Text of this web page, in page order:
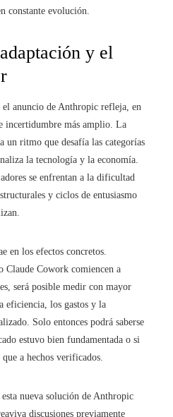
constante evolución.
y el
anuncio de Anthropic refleja, en
incertidumbre más amplio. La
un ritmo que desafía las categorías
la tecnología y la economía.
se enfrentan a la dificultad
y ciclos de entusiasmo
en los efectos concretos.
Claude Cowork comiencen a
será posible medir con mayor
eficiencia, los gastos y la
Solo entonces podrá saberse
estuvo bien fundamentada o si
a hechos verificados.
nueva solución de Anthropic
discusiones previamente